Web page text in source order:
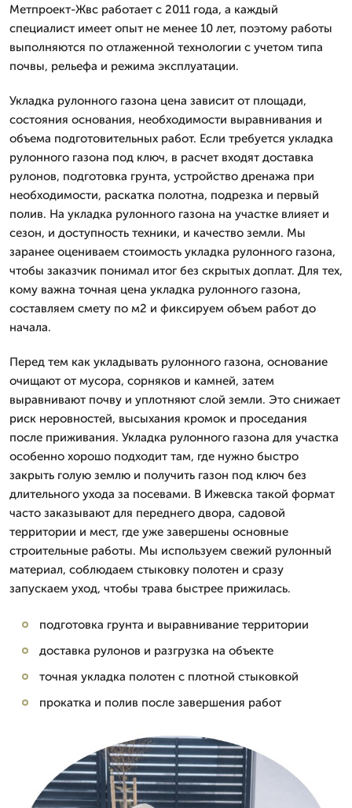
Метпроект-Жвс работает с 2011 года, а каждый
специалист имеет опыт не менее 10 лет, поэтому работы
выполняются по отлаженной технологии с учетом типа
почвы, рельефа и режима эксплуатации.
Укладка рулонного газона цена зависит от площади,
состояния основания, необходимости выравнивания и
объема подготовительных работ. Если требуется укладка
рулонного газона под ключ, в расчет входят доставка
рулонов, подготовка грунта, устройство дренажа при
необходимости, раскатка полотна, подрезка и первый
полив. На укладка рулонного газона на участке влияет и
сезон, и доступность техники, и качество земли. Мы
заранее оцениваем стоимость укладка рулонного газона,
чтобы заказчик понимал итог без скрытых доплат. Для тех,
кому важна точная цена укладка рулонного газона,
составляем смету по м2 и фиксируем объем работ до
начала.
Перед тем как укладывать рулонного газона, основание
очищают от мусора, сорняков и камней, затем
выравнивают почву и уплотняют слой земли. Это снижает
риск неровностей, высыхания кромок и проседания
после приживания. Укладка рулонного газона для участка
особенно хорошо подходит там, где нужно быстро
закрыть голую землю и получить газон под ключ без
длительного ухода за посевами. В Ижевска такой формат
часто заказывают для переднего двора, садовой
территории и мест, где уже завершены основные
строительные работы. Мы используем свежий рулонный
материал, соблюдаем стыковку полотен и сразу
запускаем уход, чтобы трава быстрее прижилась.
подготовка грунта и выравнивание территории
доставка рулонов и разгрузка на объекте
точная укладка полотен с плотной стыковкой
прокатка и полив после завершения работ